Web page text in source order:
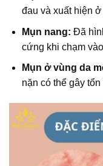
đau và xuất hiện
Mụn nang: Đã
cứng khi chạm
Mụn ở vùng da
nặn có thể gây